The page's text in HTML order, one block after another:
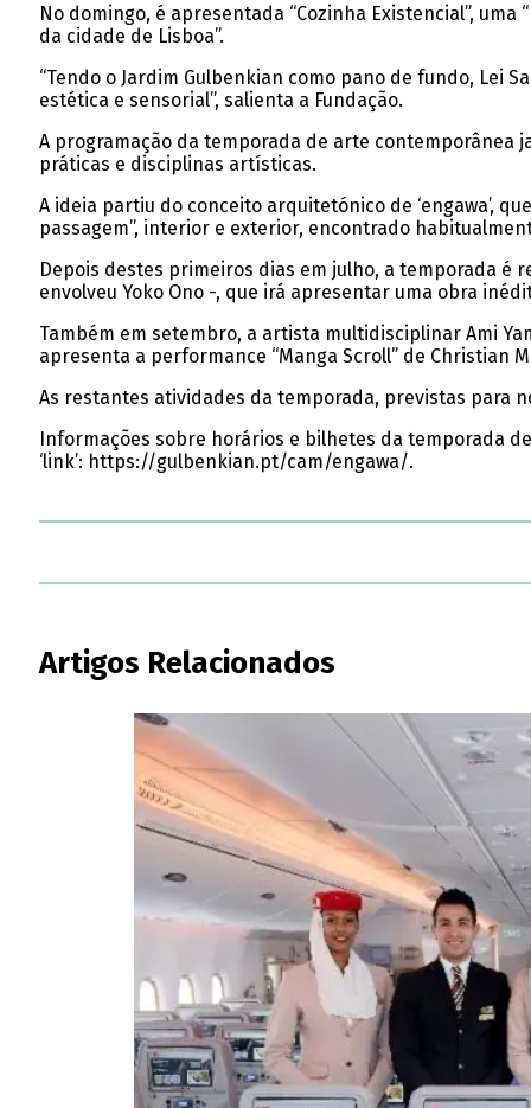
No domingo, é apresentada “Cozinha Existencial”,
da cidade de Lisboa”.
“Tendo o Jardim Gulbenkian como pano de fundo, Lei
estética e sensorial”, salienta a Fundação.
A programação da temporada de arte contemporânea
práticas e disciplinas artísticas.
A ideia partiu do conceito arquitetónico de ‘engawa’,
passagem”, interior e exterior, encontrado
Depois destes primeiros dias em julho, a temporada é
envolveu Yoko Ono -, que irá apresentar uma obra
Também em setembro, a artista multidisciplinar Ami
apresenta a performance “Manga Scroll” de Christian
As restantes atividades da temporada, previstas para
Informações sobre horários e bilhetes da temporada
‘link’: https://gulbenkian.pt/cam/engawa/.
Artigos Relacionados